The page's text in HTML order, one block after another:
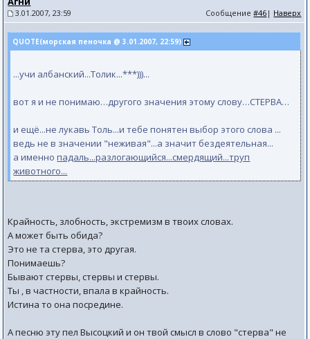
3.01.2007, 23:59 Сообщение#46 | Наверх
QUOTE(морская пеночка @ 3.01.2007, 22:59)
...учи албанский...Толик...***)))...
вот я и не понимаю…другого значения этому слову…СТЕРВА…
и ещё...не лукавь Толь...и тебе понятен выбор этого слова ...
ведь не в значении "неживая"...а значит бездеятельная...
а именнопадаль...разлогающийся...смердящий...труп
животного...
Крайность, злобность, экстремизм в твоих словах.
А может быть обида?
Это не та стерва, это другая.
Понимаешь?
Бывают стервы, стервы и стервы.
Ты , в частности, впала в крайность.
Истина то она посредине.
А песню эту пел Высоцкий и он твой смысл в слово "стерва" не